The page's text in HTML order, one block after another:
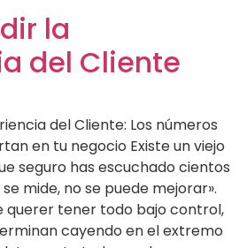
la
del Cliente
del Cliente: Los números
en tu negocio Existe un viejo
seguro has escuchado cientos
mide, no se puede mejorar».
querer tener todo bajo control,
cayendo en el extremo